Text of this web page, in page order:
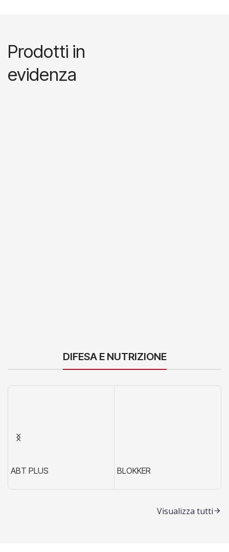
Prodotti in
evidenza
DIFESA E NUTRIZIONE
ABT PLUS BLOKKER
Visualizza tutti